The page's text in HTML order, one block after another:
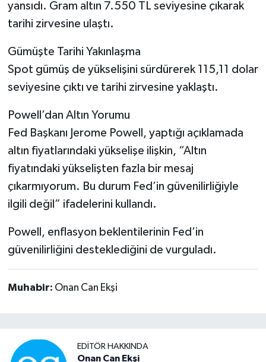
yansıdı. Gram altın 7.550 TL seviyesine çıkarak
tarihi zirvesine ulaştı.
Gümüşte Tarihi Yakınlaşma
Spot gümüş de yükselişini sürdürerek 115,11 dolar
seviyesine çıktı ve tarihi zirvesine yaklaştı.
Powell’dan Altın Yorumu
Fed Başkanı Jerome Powell, yaptığı açıklamada
altın fiyatlarındaki yükselişe ilişkin, “Altın
fiyatındaki yükselişten fazla bir mesaj
çıkarmıyorum. Bu durum Fed’in güvenilirliğiyle
ilgili değil” ifadelerini kullandı.
Powell, enflasyon beklentilerinin Fed’in
güvenilirliğini desteklediğini de vurguladı.
Muhabir: Onan Can Ekşi
EDITÖR HAKKINDA
Onan Can Ekşi